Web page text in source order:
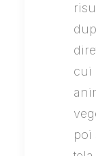
cui
poi